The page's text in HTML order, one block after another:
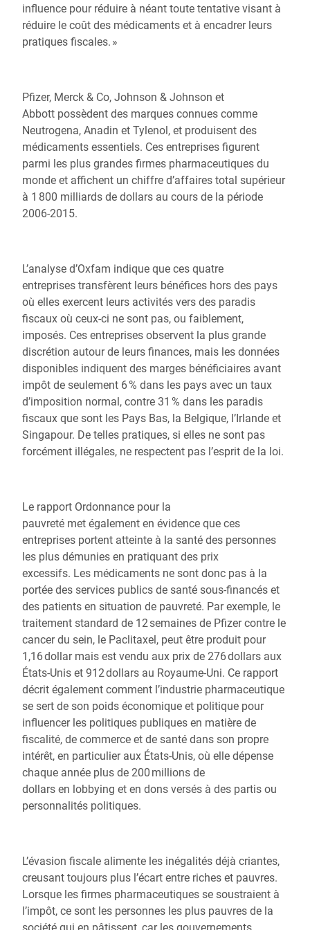
influence pour réduire à néant toute tentative visant à
réduire le coût des médicaments et à encadrer leurs
pratiques fiscales. »
Pfizer, Merck & Co, Johnson & Johnson et
Abbott possèdent des marques connues comme
Neutrogena, Anadin et Tylenol, et produisent des
médicaments essentiels. Ces entreprises figurent
parmi les plus grandes firmes pharmaceutiques du
monde et affichent un chiffre d’affaires total supérieur
à 1 800 milliards de dollars au cours de la période
2006-2015.
L’analyse d’Oxfam indique que ces quatre
entreprises transfèrent leurs bénéfices hors des pays
où elles exercent leurs activités vers des paradis
fiscaux où ceux-ci ne sont pas, ou faiblement,
imposés. Ces entreprises observent la plus grande
discrétion autour de leurs finances, mais les données
disponibles indiquent des marges bénéficiaires avant
impôt de seulement 6 % dans les pays avec un taux
d’imposition normal, contre 31 % dans les paradis
fiscaux que sont les Pays Bas, la Belgique, l’Irlande et
Singapour. De telles pratiques, si elles ne sont pas
forcément illégales, ne respectent pas l’esprit de la loi.
Le rapport Ordonnance pour la
pauvreté met également en évidence que ces
entreprises portent atteinte à la santé des personnes
les plus démunies en pratiquant des prix
excessifs. Les médicaments ne sont donc pas à la
portée des services publics de santé sous-financés et
des patients en situation de pauvreté. Par exemple, le
traitement standard de 12 semaines de Pfizer contre le
cancer du sein, le Paclitaxel, peut être produit pour
1,16 dollar mais est vendu aux prix de 276 dollars aux
États-Unis et 912 dollars au Royaume-Uni. Ce rapport
décrit également comment l’industrie pharmaceutique
se sert de son poids économique et politique pour
influencer les politiques publiques en matière de
fiscalité, de commerce et de santé dans son propre
intérêt, en particulier aux États-Unis, où elle dépense
chaque année plus de 200 millions de
dollars en lobbying et en dons versés à des partis ou
personnalités politiques.
L’évasion fiscale alimente les inégalités déjà criantes,
creusant toujours plus l’écart entre riches et pauvres.
Lorsque les firmes pharmaceutiques se soustraient à
l’impôt, ce sont les personnes les plus pauvres de la